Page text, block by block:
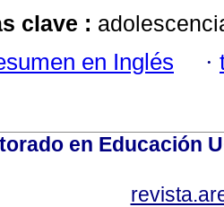
clave :
en Inglés ·
en Educación